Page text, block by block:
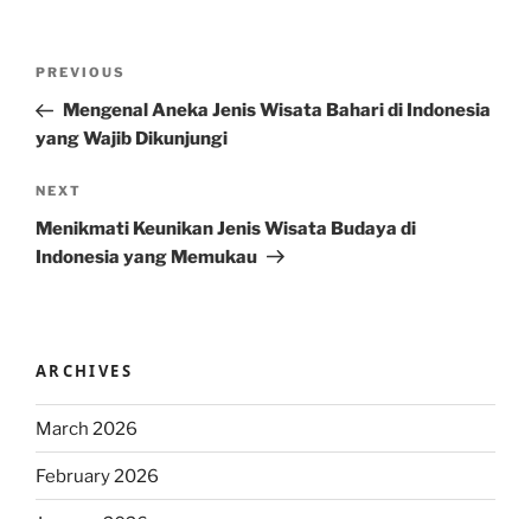
Previous
Post
PREVIOUS
Mengenal Aneka Jenis Wisata Bahari di Indonesia
yang Wajib Dikunjungi
Next
Post
NEXT
Menikmati Keunikan Jenis Wisata Budaya di
Indonesia yang Memukau
ARCHIVES
March 2026
February 2026